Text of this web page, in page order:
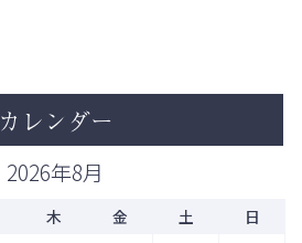
カレンダー
2026年8月
木 金 土 日